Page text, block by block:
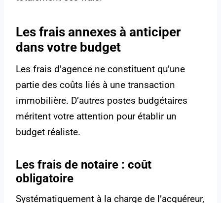
Les frais annexes à anticiper
dans votre budget
Les frais d’agence ne constituent qu’une
partie des coûts liés à une transaction
immobilière. D’autres postes budgétaires
méritent votre attention pour établir un
budget réaliste.
Les frais de notaire : coût
obligatoire
Systématiquement à la charge de l’acquéreur,